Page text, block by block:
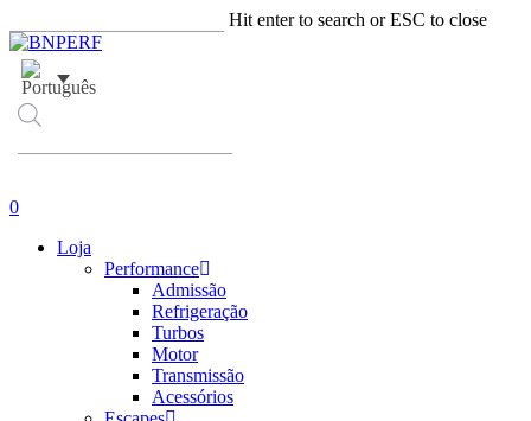
to
main
content
Hit enter to search or ESC to close
Close
Search
account
0
Loja
Performance
Admissão
Refrigeração
Turbos
Motor
Transmissão
Acessórios